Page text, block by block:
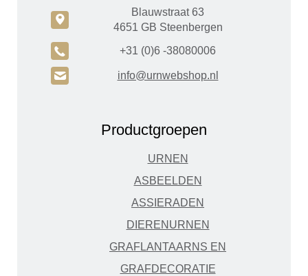
c
Blauwstraat 63
4651 GB Steenbergen
A +31 (0)6 -38080006
H info@urnwebshop.nl
Productgroepen
URNEN
ASBEELDEN
ASSIERADEN
DIERENURNEN
GRAFLANTAARNS EN
GRAFDECORATIE